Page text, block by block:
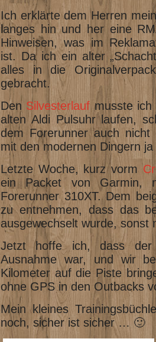
Ich erklärte dem Herren
langes hin und her eine
Hinweisen, was im
ist. Da ich ein alter
alles in die
gebracht.
Den Silvesterlauf musste ich
alten Aldi Pulsuhr laufen,
dem Forerunner auch
mit den modernen Dingern
Letzte Woche, kurz vorm
ein Packet von Garmin,
Forerunner 310XT. Dem
zu entnehmen, dass das
ausgewechselt wurde, sonst
Jetzt hoffe ich, dass der
Ausnahme war, und wir
Kilometer auf die Piste
ohne GPS in den Outbacks
Mein kleines
noch, sicher ist sicher … 🙂